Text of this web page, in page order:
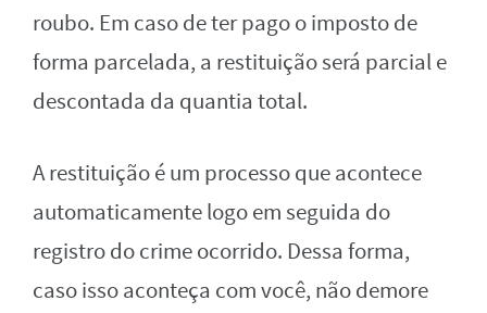
roubo. Em caso de ter pago o imposto de
forma parcelada, a restituição será parcial e
descontada da quantia total.
A restituição é um processo que acontece
automaticamente logo em seguida do
registro do crime ocorrido. Dessa forma,
caso isso aconteça com você, não demore